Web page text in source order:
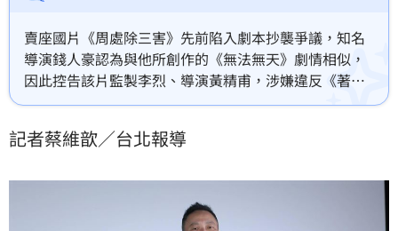
賣座國片《周處除三害》先前陷入劇本抄襲爭議，知名
導演錢人豪認為與他所創作的《無法無天》劇情相似，
因此控告該片監製李烈、導演黃精甫，涉嫌違反《著作
權法》，最終以不起訴落幕，11日錢人豪也針對李烈發
宣告分手，不僅輸了官司也沒了女友。蔡維歆
記者蔡維歆／台北報導